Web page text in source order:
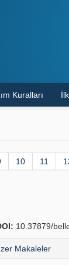
Kuralları
10 11
10.37879/
Makaleler